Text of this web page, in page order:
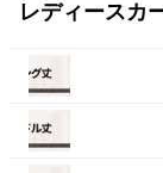
レディースカ